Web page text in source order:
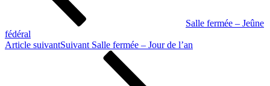
Salle fermée – Jeûne
fédéral
Article suivantSuivant Salle fermée – Jour de l’an